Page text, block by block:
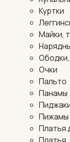
Куртки
Майки,
Ободки,
Очки
Пальто
Панамы
Пижамы
Платья